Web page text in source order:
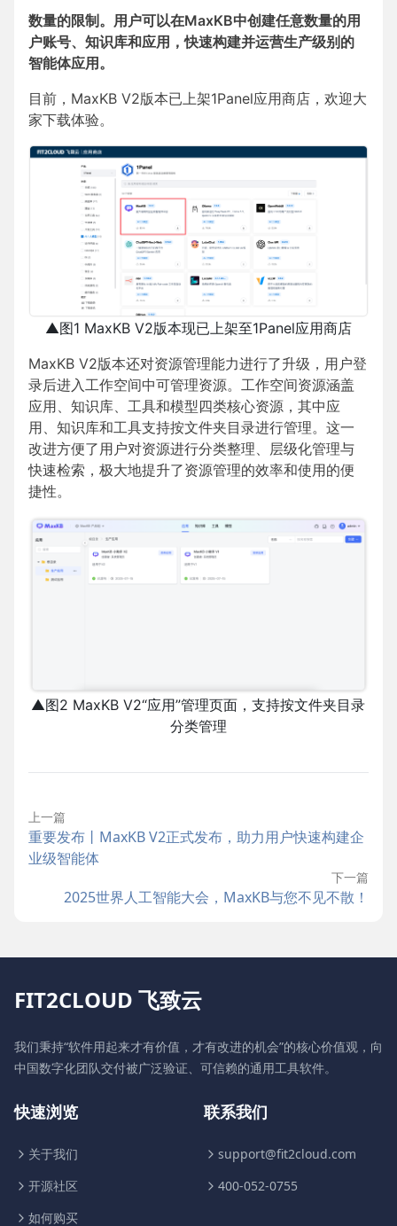
数量的限制。用户可以在MaxKB中创建任意数量的用
户账号、知识库和应用，快速构建并运营生产级别的
智能体应用。
目前，MaxKB V2版本已上架1Panel应用商店，欢迎大
家下载体验。
▲图1 MaxKB V2版本现已上架至1Panel应用商店
MaxKB V2版本还对资源管理能力进行了升级，用户登
录后进入工作空间中可管理资源。工作空间资源涵盖
应用、知识库、工具和模型四类核心资源，其中应
用、知识库和工具支持按文件夹目录进行管理。这一
改进方便了用户对资源进行分类整理、层级化管理与
快速检索，极大地提升了资源管理的效率和使用的便
捷性。
▲图2 MaxKB V2“应用”管理页面，支持按文件夹目录
分类管理
上一篇
重要发布丨MaxKB V2正式发布，助力用户快速构建企
业级智能体
下一篇
2025世界人工智能大会，MaxKB与您不见不散！
FIT2CLOUD 飞致云
我们秉持“软件用起来才有价值，才有改进的机会”的核心价值观，向
中国数字化团队交付被广泛验证、可信赖的通用工具软件。
快速浏览
关于我们
开源社区
如何购买
联系我们
support@fit2cloud.com
400-052-0755